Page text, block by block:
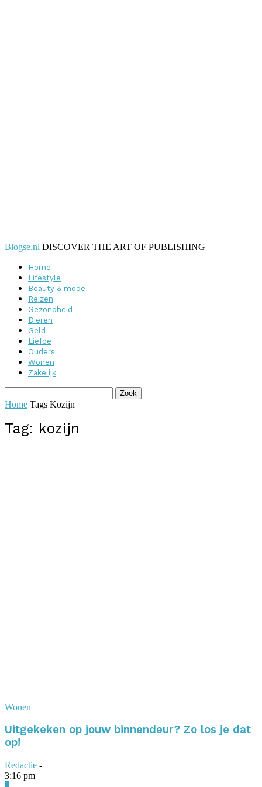
Blogse.nl DISCOVER THE ART OF PUBLISHING
Home
Lifestyle
Beauty & mode
Reizen
Gezondheid
Dieren
Geld
Liefde
Ouders
Wonen
Zakelijk
Home Tags Kozijn
Tag: kozijn
Wonen
Uitgekeken op jouw binnendeur? Zo los je dat
op!
Redactie -
3:16 pm